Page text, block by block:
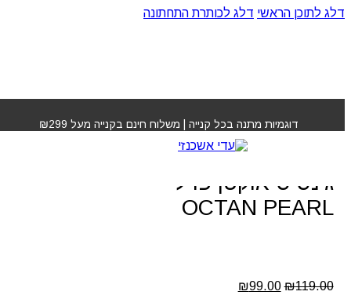
דלג לתוכן הראשי דלג לכותרת התחתונה
דוגמיות מתנה בכל קנייה | משלוח חינם בקנייה מעל ₪299
שמפו ללא מלחים מסדרת
ג’נסיס אוקטן פרל
OCTAN PEARL
₪119.00
המחיר₪99.00